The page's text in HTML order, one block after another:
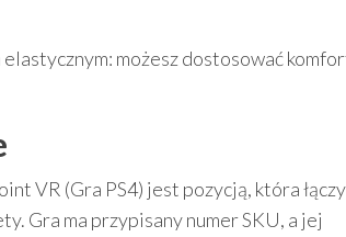
możesz dostosować
VR (Gra PS4) jest pozycją, która łączy
Gra ma przypisany numer SKU, a jej